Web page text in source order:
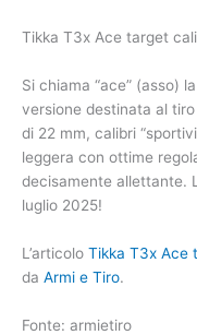
Tikka T3x Ace target
Si chiama “ace” (asso)
versione destinata al
di 22 mm, calibri
leggera con ottime
decisamente allettante.
luglio 2025!
L’articolo Tikka T3x Ace
da Armi e Tiro.
Fonte: armietiro